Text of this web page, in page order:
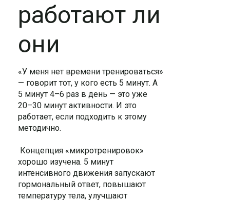
работают ли
они
«У меня нет времени тренироваться»
— говорит тот, у кого есть 5 минут. А
5 минут 4–6 раз в день — это уже
20–30 минут активности. И это
работает, если подходить к этому
методично.
Концепция «микротренировок»
хорошо изучена. 5 минут
интенсивного движения запускают
гормональный ответ, повышают
температуру тела, улучшают